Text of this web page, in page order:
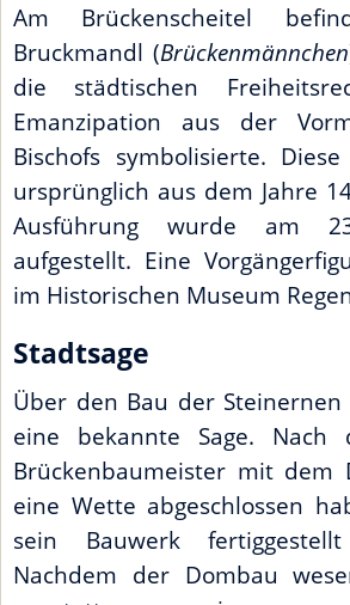
Am Brückenscheitel
Bruckmandl (Brückenmännchen
die städtischen
Emanzipation aus der
Bischofs symbolisierte.
ursprünglich aus dem Jahre
Ausführung wurde am
aufgestellt. Eine
im Historischen Museum
Stadtsage
Über den Bau der
eine bekannte Sage.
Brückenbaumeister mit dem
eine Wette abgeschlossen
sein Bauwerk
Nachdem der Dombau